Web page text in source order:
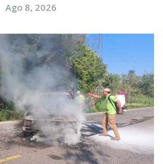
Ago 8, 2026